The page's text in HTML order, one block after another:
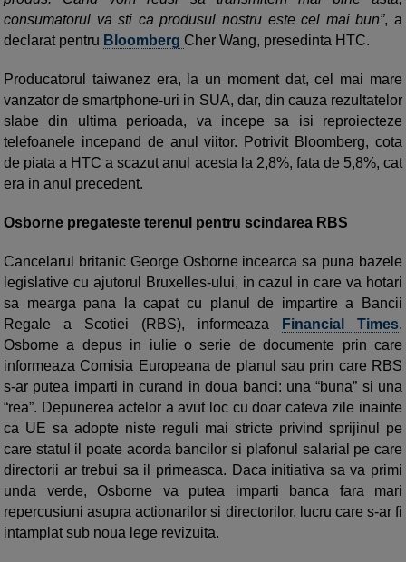
consumatorul va sti ca produsul nostru este cel mai bun”, a
declarat pentru Bloomberg Cher Wang, presedinta HTC.
Producatorul taiwanez era, la un moment dat, cel mai mare
vanzator de smartphone-uri in SUA, dar, din cauza rezultatelor
slabe din ultima perioada, va incepe sa isi reproiecteze
telefoanele incepand de anul viitor. Potrivit Bloomberg, cota
de piata a HTC a scazut anul acesta la 2,8%, fata de 5,8%, cat
era in anul precedent.
Osborne pregateste terenul pentru scindarea RBS
Cancelarul britanic George Osborne incearca sa puna bazele
legislative cu ajutorul Bruxelles-ului, in cazul in care va hotari
sa mearga pana la capat cu planul de impartire a Bancii
Regale a Scotiei (RBS), informeaza
Financial Times.
Osborne a depus in iulie o serie de documente prin care
informeaza Comisia Europeana de planul sau prin care RBS
s-ar putea imparti in curand in doua banci: una “buna” si una
“rea”. Depunerea actelor a avut loc cu doar cateva zile inainte
ca UE sa adopte niste reguli mai stricte privind sprijinul pe
care statul il poate acorda bancilor si plafonul salarial pe care
directorii ar trebui sa il primeasca. Daca initiativa sa va primi
unda verde, Osborne va putea imparti banca fara mari
repercusiuni asupra actionarilor si directorilor, lucru care s-ar fi
intamplat sub noua lege revizuita.